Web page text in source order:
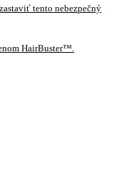
tento nebezpečný
HairBuster™.